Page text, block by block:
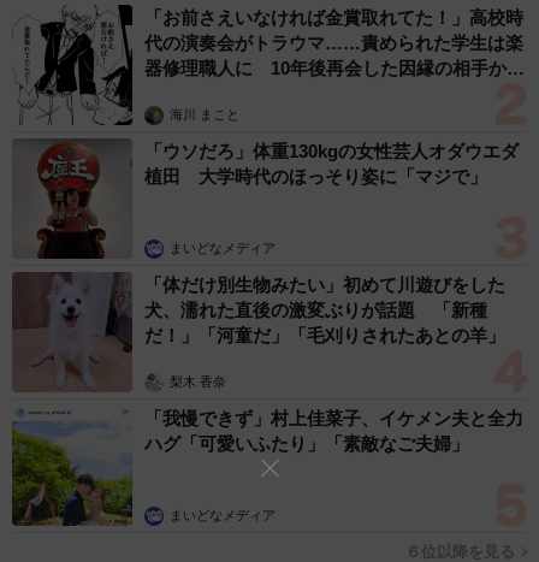
「お前さえいなければ金賞取れてた！」高校時
代の演奏会がトラウマ……責められた学生は楽
器修理職人に 10年後再会した因縁の相手から
海川 まこと
「ウソだろ」体重130kgの女性芸人オダウエダ
植田 大学時代のほっそり姿に「マジで」
まいどなメディア
「体だけ別生物みたい」初めて川遊びをした
犬、濡れた直後の激変ぶりが話題 「新種
だ！」「河童だ」「毛刈りされたあとの羊」
梨木 香奈
「我慢できず」村上佳菜子、イケメン夫と全力
ハグ「可愛いふたり」「素敵なご夫婦」
まいどなメディア
６位以降を見る